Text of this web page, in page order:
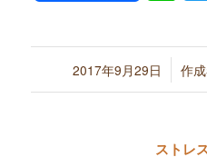
2017年9月29日
/ 作
ストレ